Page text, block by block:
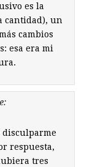
es la
cantidad), un
cambios
esa era mi
disculparme
respuesta,
tres